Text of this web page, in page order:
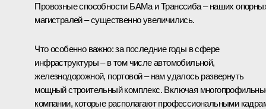
Провозные способности БАМа и Транссиба – наших
магистралей – существенно увеличились.
Что особенно важно: за последние годы в сфере
инфраструктуры – в том числе автомобильной,
железнодорожной, портовой – нам удалось развернуть
мощный строительный комплекс. Включая
компании, которые располагают профессиональными